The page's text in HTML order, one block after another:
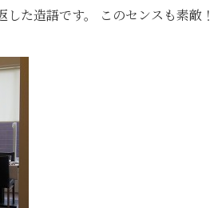
た造語です。 このセンスも素敵！